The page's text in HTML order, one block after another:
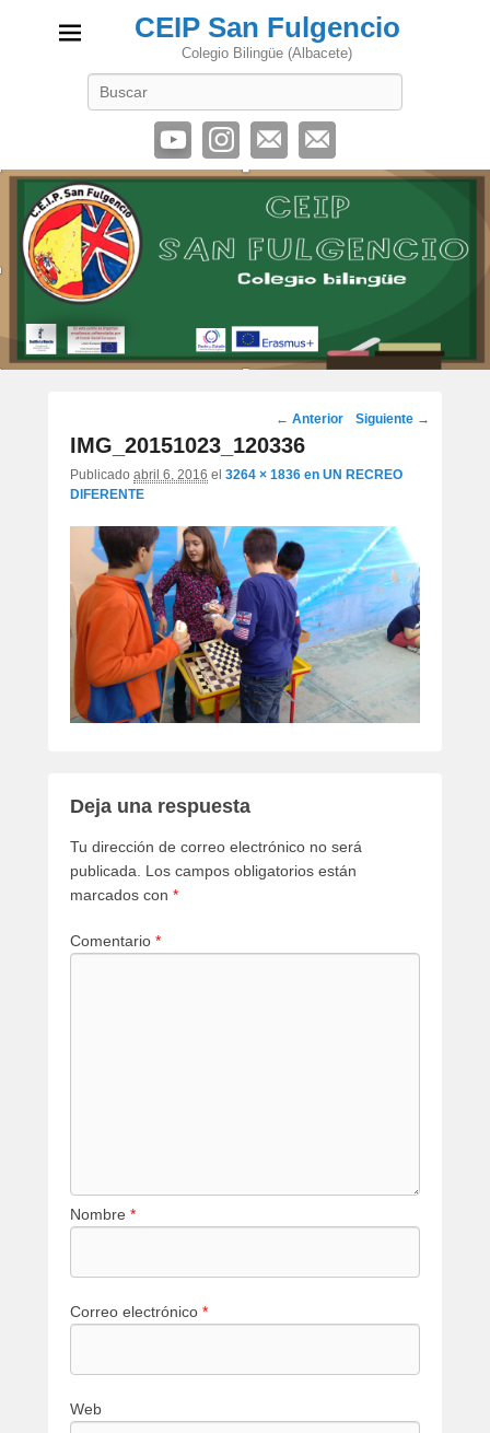
CEIP San Fulgencio
Colegio Bilingüe (Albacete)
Navegación
de
← Anterior Siguiente →
IMG_20151023_120336
Publicado abril 6, 2016 el 3264 × 1836 en UN RECREO
DIFERENTE
Deja una respuesta
Tu dirección de correo electrónico no será
publicada.
Los campos obligatorios están
marcados con *
Comentario *
Nombre *
Correo electrónico *
Web